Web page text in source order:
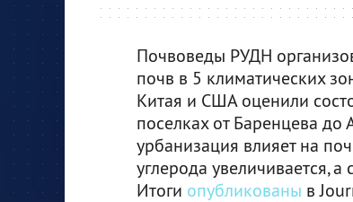
Почвоведы РУДН
почв в 5 климатических
Китая и США оценили
поселках от Баренцева до
урбанизация влияет на
углерода увеличивается,
Итоги опубликованы в